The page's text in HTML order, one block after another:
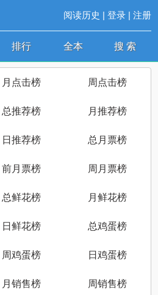
阅读历史 | 登录| 注册
排行 全本 搜 索
月点击榜 周点击榜
总推荐榜 月推荐榜
日推荐榜 总月票榜
前月票榜 周月票榜
总鲜花榜 月鲜花榜
日鲜花榜 总鸡蛋榜
周鸡蛋榜 日鸡蛋榜
月销售榜 周销售榜